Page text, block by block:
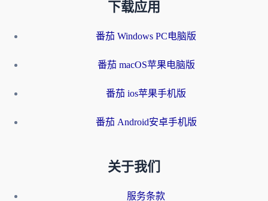
下载应用
番茄 Windows PC电脑版
番茄 macOS苹果电脑版
番茄 ios苹果手机版
番茄 Android安卓手机版
关于我们
服务条款